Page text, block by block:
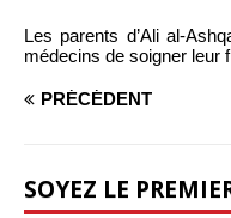
Les parents d’Ali al-
médecins de soigner leur
PRÉCÉDENT
SOYEZ LE